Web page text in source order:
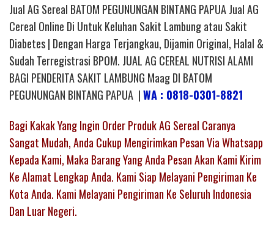
Jual AG Sereal BATOM PEGUNUNGAN BINTANG PAPUA Jual AG
Cereal Online Di Untuk Keluhan Sakit Lambung atau Sakit
Diabetes | Dengan Harga Terjangkau, Dijamin Original, Halal &
Sudah Terregistrasi BPOM. JUAL AG CEREAL NUTRISI ALAMI
BAGI PENDERITA SAKIT LAMBUNG Maag DI BATOM
PEGUNUNGAN BINTANG PAPUA |WA : 0818-0301-8821
Bagi Kakak Yang Ingin Order Produk AG Sereal Caranya
Sangat Mudah, Anda Cukup Mengirimkan Pesan Via Whatsapp
Kepada Kami, Maka Barang Yang Anda Pesan Akan Kami Kirim
Ke Alamat Lengkap Anda. Kami Siap Melayani Pengiriman Ke
Kota Anda. Kami Melayani Pengiriman Ke Seluruh Indonesia
Dan Luar Negeri.